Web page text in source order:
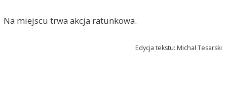
Na miejscu trwa akcja ratunkowa.
Edycja tekstu: Michał Tesarski